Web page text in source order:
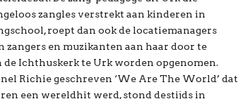
zangles verstrekt aan kinderen in
roept dan ook de locatiemanagers
zangers en muzikanten aan haar door te
de Ichthuskerk te Urk worden opgenomen.
Richie geschreven ‘We Are The World’ dat
een wereldhit werd, stond destijds in